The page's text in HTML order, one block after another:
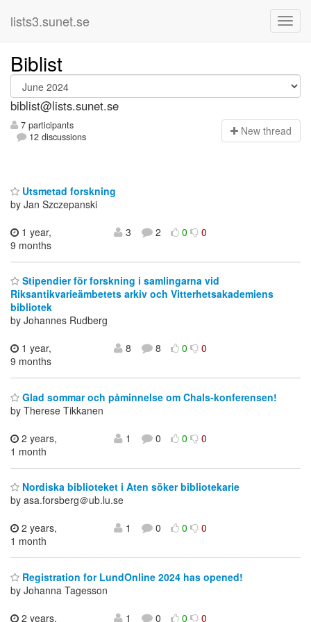
lists3.sunet.se
Biblist
biblist@lists.sunet.se
7 participants
12 discussions
New thread
Utsmetad forskning
by Jan Szczepanski
1 year,
9 months
3 2 0 0
Stipendier för forskning i samlingarna vid
Riksantikvarieämbetets arkiv och Vitterhetsakademiens
bibliotek
by Johannes Rudberg
1 year,
9 months
8 8 0 0
Glad sommar och påminnelse om Chals-konferensen!
by Therese Tikkanen
2 years,
1 month
1 0 0 0
Nordiska biblioteket i Aten söker bibliotekarie
by asa.forsberg＠ub.lu.se
2 years,
1 month
1 0 0 0
Registration for LundOnline 2024 has opened!
by Johanna Tagesson
2 years,
1 0 0 0